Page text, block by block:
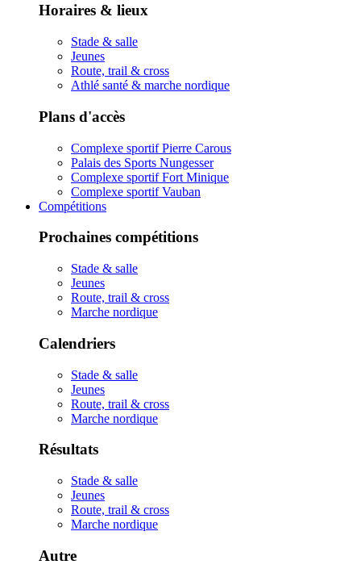
Horaires & lieux
Stade & salle
Jeunes
Route, trail & cross
Athlé santé & marche nordique
Plans d'accès
Complexe sportif Pierre Carous
Palais des Sports Nungesser
Complexe sportif Fort Minique
Complexe sportif Vauban
Compétitions
Prochaines compétitions
Stade & salle
Jeunes
Route, trail & cross
Marche nordique
Calendriers
Stade & salle
Jeunes
Route, trail & cross
Marche nordique
Résultats
Stade & salle
Jeunes
Route, trail & cross
Marche nordique
Autre